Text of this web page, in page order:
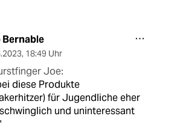
Bernable
, 18:49 Uhr
Joe:
diese Produkte
für Jugendliche eher
und uninteressant